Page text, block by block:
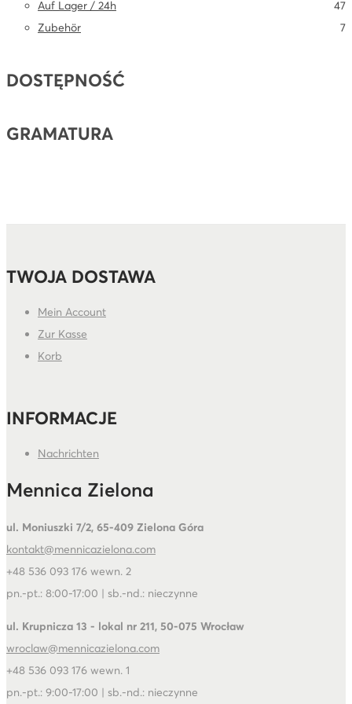
Auf Lager / 24h 47
Zubehör 77
DOSTĘPNOŚĆ
GRAMATURA
TWOJA DOSTAWA
Mein Account
Zur Kasse
Korb
INFORMACJE
Nachrichten
Mennica Zielona
ul. Moniuszki 7/2, 65-409 Zielona Góra
kontakt@mennicazielona.com
+48 536 093 176 wewn. 2
pn.-pt.: 8:00-17:00 | sb.-nd.: nieczynne
ul. Krupnicza 13 - lokal nr 211, 50-075 Wrocław
wroclaw@mennicazielona.com
+48 536 093 176 wewn. 1
pn.-pt.: 9:00-17:00 | sb.-nd.: nieczynne